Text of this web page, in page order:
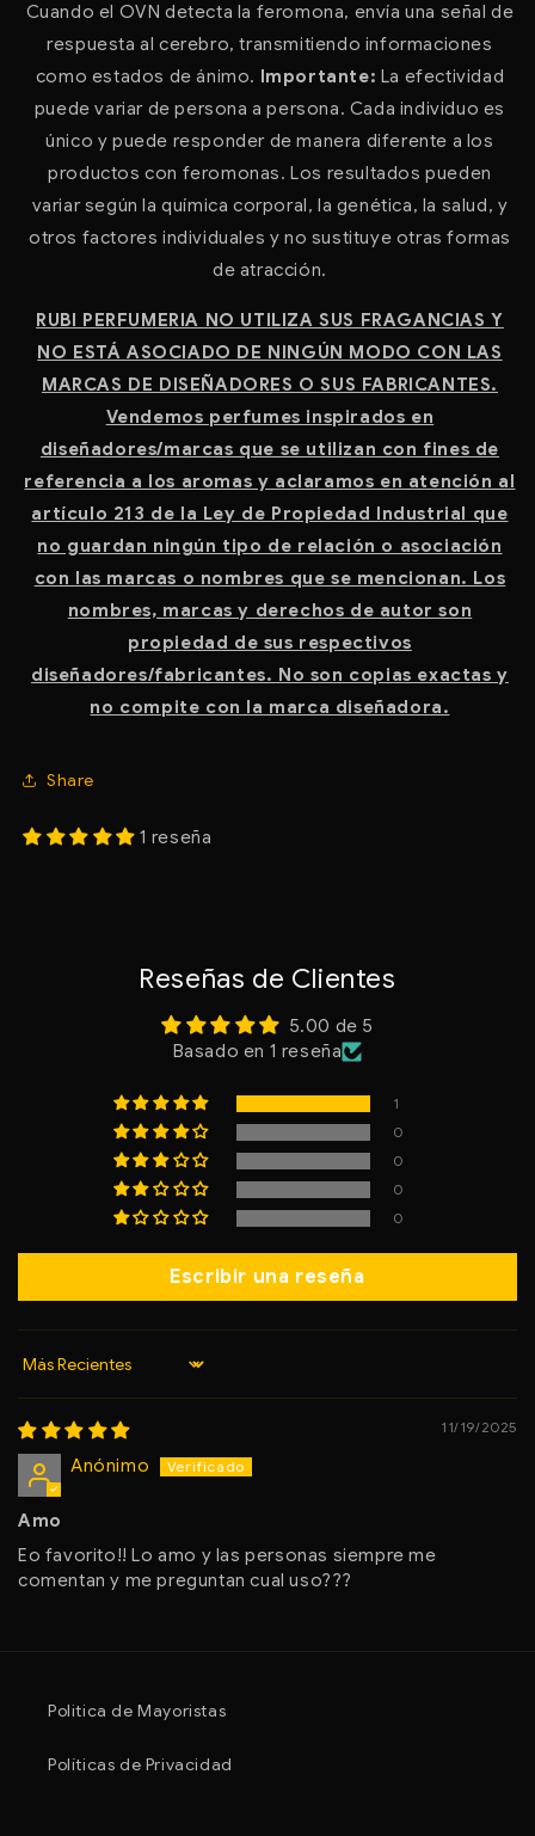
Cuando el OVN detecta la feromona, envía una señal de
respuesta al cerebro, transmitiendo informaciones
como estados de ánimo.
Importante: La efectividad
puede variar de persona a persona. Cada individuo es
único y puede responder de manera diferente a los
productos con feromonas. Los resultados pueden
variar según la química corporal, la genética, la salud, y
otros factores individuales y no sustituye otras formas
de atracción.
RUBI PERFUMERIA NO UTILIZA SUS FRAGANCIAS Y
NO ESTÁ ASOCIADO DE NINGÚN MODO CON LAS
MARCAS DE DISEÑADORES O SUS FABRICANTES.
Vendemos perfumes inspirados en
diseñadores/marcas que se utilizan con fines de
referencia a los aromas y aclaramos en atención al
artículo 213 de la Ley de Propiedad Industrial que
no guardan ningún tipo de relación o asociación
con las marcas o nombres que se mencionan. Los
nombres, marcas y derechos de autor son
propiedad de sus respectivos
diseñadores/fabricantes. No son copias exactas y
no compite con la marca diseñadora.
Share
1 reseña
Reseñas de Clientes
5.00 de 5
Basado en 1 reseña
1
0
0
0
0
Escribir una reseña
Sort by
11/19/2025
Anónimo
Amo
Eo favorito!! Lo amo y las personas siempre me
comentan y me preguntan cual uso???
Politica de Mayoristas
Políticas de Privacidad